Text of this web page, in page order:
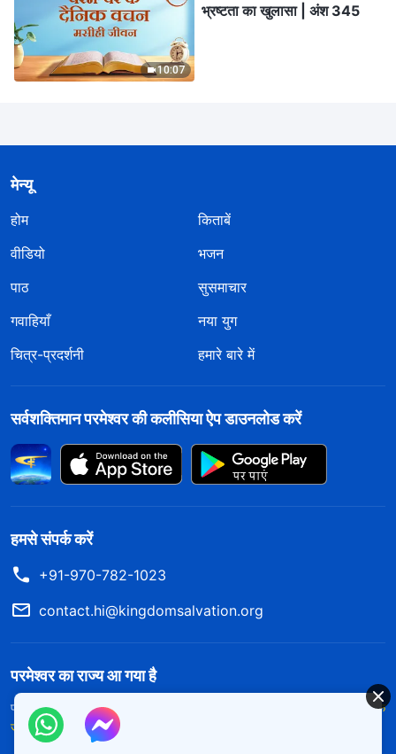
10:07
भ्रष्टता का खुलासा | अंश 345
मेन्यू
होम
किताबें
वीडियो
भजन
पाठ
सुसमाचार
गवाहियाँ
नया युग
चित्र-प्रदर्शनी
हमारे बारे में
सर्वशक्तिमान परमेश्वर की कलीसिया ऐप डाउनलोड करें
हमसे संपर्क करें
+91-970-782-1023
contact.hi@kingdomsalvation.org
परमेश्वर का राज्य आ गया है
परमेश्वर का राज्य पृथ्वी पर आ गया है! क्या आप इसमें प्रवेश करना चाहते हैं?
और अधिक
जानें